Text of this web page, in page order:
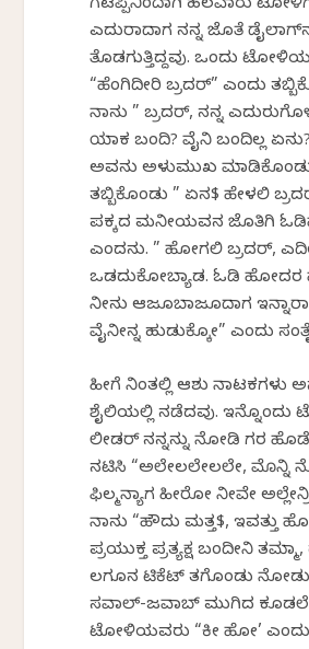
ಗೆಟಪ್ಪಿನಿಂದಾಗಿ ಹಲವಾರು
ಎದುರಾದಾಗ ನನ್ನ ಜೊತೆ
ತೊಡಗುತ್ತಿದ್ದವು. ಒಂದು
“ಹೆಂಗಿದೀರಿ ಬ್ರದರ್” ಎಂದು
ನಾನು ” ಬ್ರದರ್, ನನ್ನ
ಯಾಕ ಬಂದಿ? ವೈನಿ ಬಂದಿಲ್ಲ
ಅವನು ಅಳುಮುಖ
ತಬ್ಬಿಕೊಂಡು ” ಏನ$ ಹೇಳಲಿ
ಪಕ್ಕದ ಮನೀಯವನ ಜೊತಿಗಿ
ಎಂದನು. ” ಹೋಗಲಿ ಬ್ರದರ್,
ಒಡದುಕೋಬ್ಯಾಡ. ಓಡಿ
ನೀನು ಆಜೂಬಾಜೂದಾಗ
ವೈನೀನ್ನ ಹುಡುಕ್ಕೋ” ಎಂದು
ಹೀಗೆ ನಿಂತಲ್ಲಿ ಆಶು ನಾಟಕಗಳು
ಶೈಲಿಯಲ್ಲಿ ನಡೆದವು.
ಲೀಡರ್ ನನ್ನನ್ನು ನೋಡಿ ಗರ
ನಟಿಸಿ “ಅಲೇಲಲೇಲಲೇ, ಮೊನ್ನಿ
ಫಿಲ್ಮನ್ಯಾಗ ಹೀರೋ ನೀವೇ
ನಾನು “ಹೌದು ಮತ್ತ$, ಇವತ್ತು
ಪ್ರಯುಕ್ತ ಪ್ರತ್ಯಕ್ಷ ಬಂದೀನಿ ತಮ್ಮಾ,
ಲಗೂನ ಟಿಕೆಟ್ ತಗೊಂಡು
ಸವಾಲ್-ಜವಾಬ್ ಮುಗಿದ
ಟೋಳಿಯವರು “ಕೀ ಹೋ’ ಎಂದು